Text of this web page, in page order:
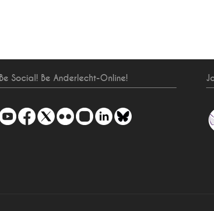
Be Social! Be Anderlecht-Online!